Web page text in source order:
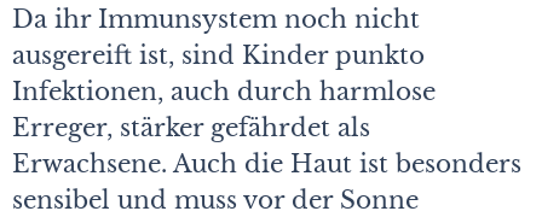
Da ihr Immunsystem noch nicht
ausgereift ist, sind Kinder punkto
Infektionen, auch durch harmlose
Erreger, stärker gefährdet als
Erwachsene. Auch die Haut ist besonders
sensibel und muss vor der Sonne